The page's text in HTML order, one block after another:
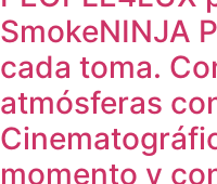
SmokeNINJA
cada toma.
atmósferas
momento y